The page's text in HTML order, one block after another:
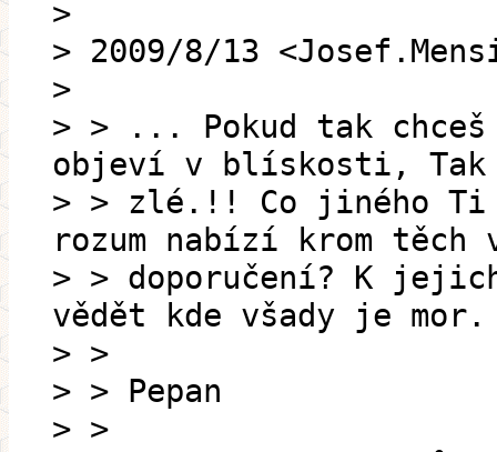
>
> 2009/8/13
>
> > ... Pokud tak
objeví v blískosti,
> > zlé.!! Co jiného Ti
rozum nabízí krom těch
> > doporučení? K
vědět kde všady je mor.
> >
> > Pepan
> >